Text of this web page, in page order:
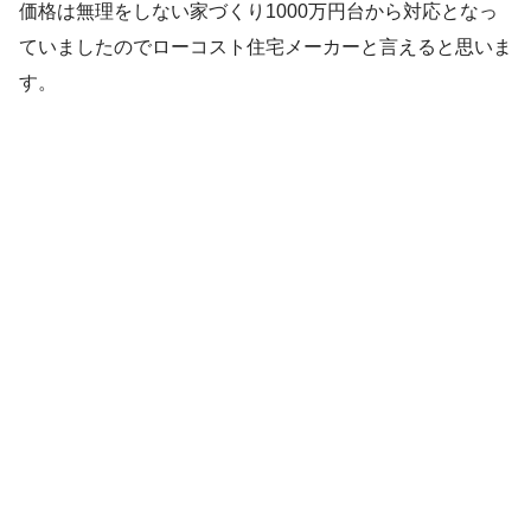
価格は無理をしない家づくり1000万円台から対応となっ
ていましたのでローコスト住宅メーカーと言えると思いま
す。